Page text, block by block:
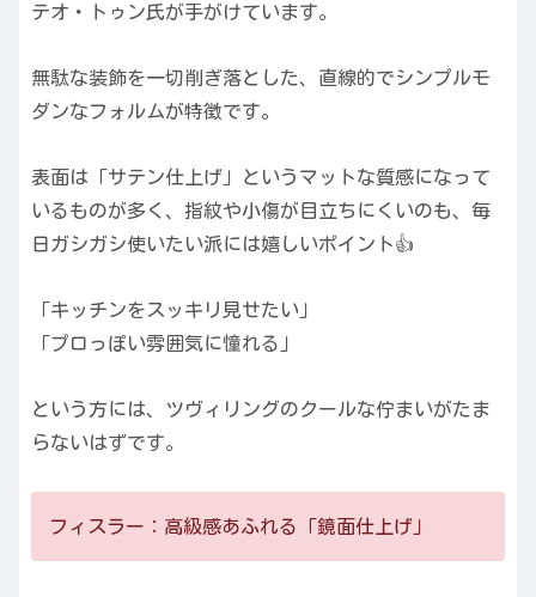
テオ・トゥン氏が手がけています。
無駄な装飾を一切削ぎ落とした、直線的でシンプルモ
ダンなフォルムが特徴です。
表面は「サテン仕上げ」というマットな質感になって
いるものが多く、指紋や小傷が目立ちにくいのも、毎
日ガシガシ使いたい派には嬉しいポイント👍
「キッチンをスッキリ見せたい」
「プロっぽい雰囲気に憧れる」
という方には、ツヴィリングのクールな佇まいがたま
らないはずです。
フィスラー：高級感あふれる「鏡面仕上げ」